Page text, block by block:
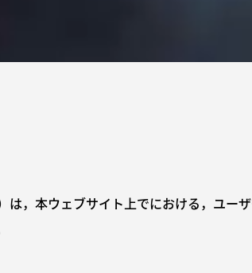
，本ウェブサイト上でにおける，ユー